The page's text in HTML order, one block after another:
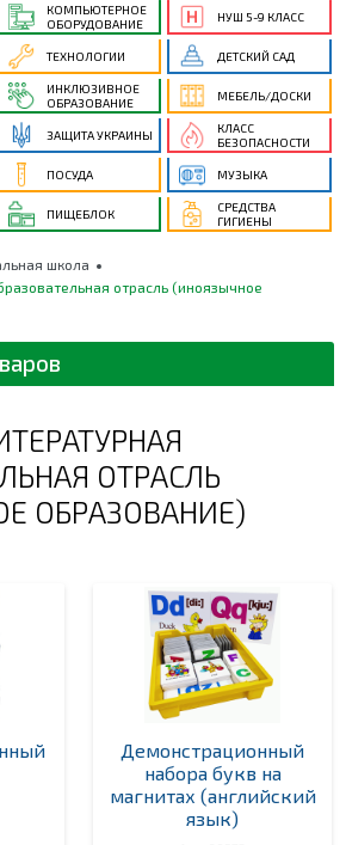
КОМПЬЮТЕРНОЕ
ОБОРУДОВАНИЕ
НУШ 5-9 КЛАСС
ТЕХНОЛОГИИ ДЕТСКИЙ САД
ИНКЛЮЗИВНОЕ
ОБРАЗОВАНИЕ
МЕБЕЛЬ/ДОСКИ
ЗАЩИТА УКРАИНЫ
КЛАСС
БЕЗОПАСНОСТИ
ПОСУДА МУЗЫКА
ПИЩЕБЛОК
СРЕДСТВА
ГИГИЕНЫ
школа
отрасль (иноязычное
ОТРАСЛЬ
ОБРАЗОВАНИЕ)
Демонстрационный
набора букв на
магнитах (английский
язык)